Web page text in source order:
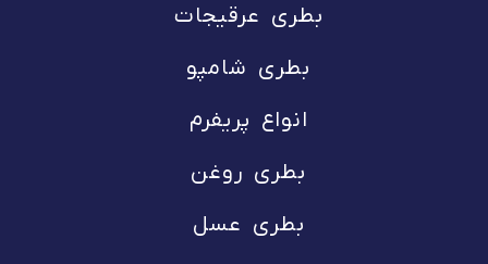
بطری عرقیجات
بطری شامپو
انواع پریفرم
بطری روغن
بطری عسل